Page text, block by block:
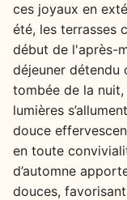
ces joyaux en
été, les terrasses
début de l'après-
déjeuner détendu
tombée de la
lumières
douce
en toute
d’automne
douces,